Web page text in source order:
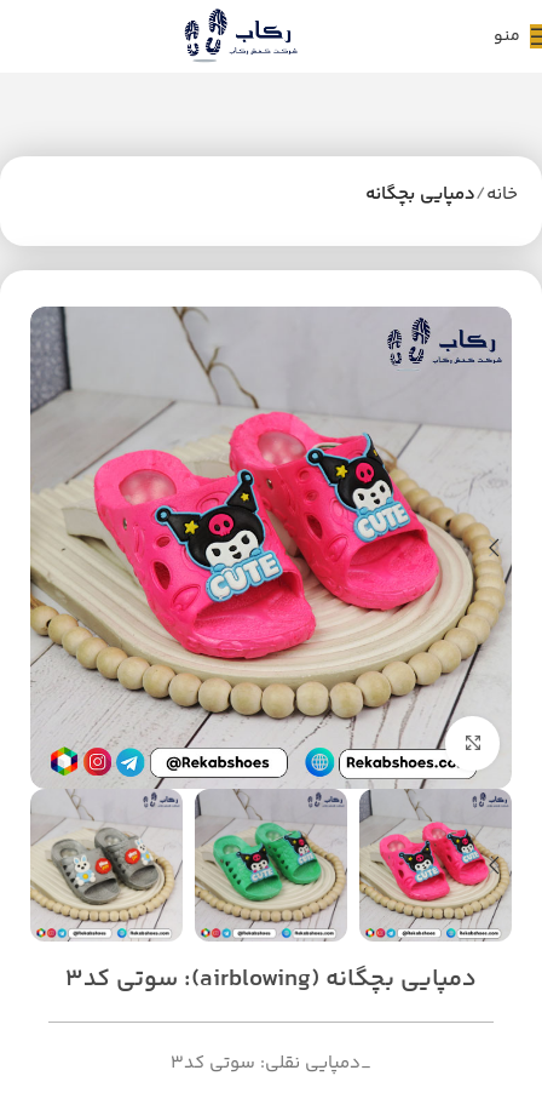
منو
خانه دمپایی بچگانه
دمپایی بچگانه (airblowing): سوتی کد3
_دمپایی نقلی: سوتی کد3
بزرگنمایی تصویر